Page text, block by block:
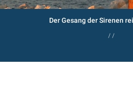
Der Gesang der Sirenen
/ /